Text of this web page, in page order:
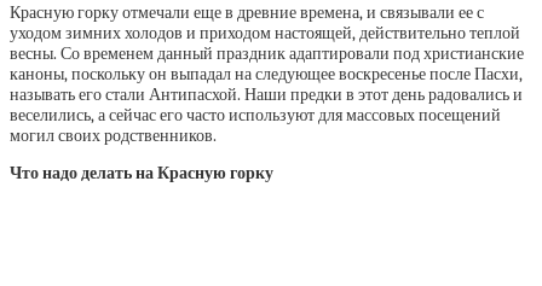
Красную горку отмечали еще в древние времена, и связывали ее с
уходом зимних холодов и приходом настоящей, действительно теплой
весны. Со временем данный праздник адаптировали под христианские
каноны, поскольку он выпадал на следующее воскресенье после Пасхи,
называть его стали Антипасхой. Наши предки в этот день радовались и
веселились, а сейчас его часто используют для массовых посещений
могил своих родственников.
Что надо делать на Красную горку